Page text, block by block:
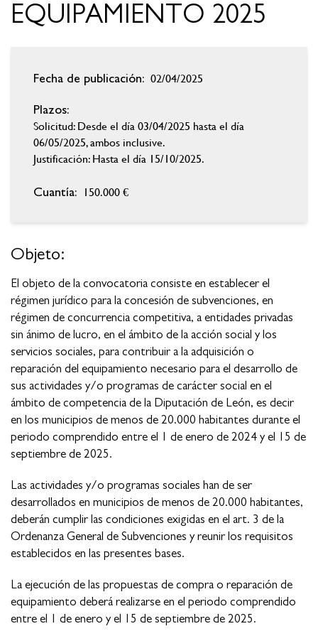
EQUIPAMIENTO 2025
Fecha de publicación: 02/04/2025
Plazos:
Solicitud: Desde el día 03/04/2025 hasta el día
06/05/2025, ambos inclusive.
Justificación: Hasta el día 15/10/2025.
Cuantía: 150.000 €
Objeto:
El objeto de la convocatoria consiste en establecer el
régimen jurídico para la concesión de subvenciones, en
régimen de concurrencia competitiva, a entidades privadas
sin ánimo de lucro, en el ámbito de la acción social y los
servicios sociales, para contribuir a la adquisición o
reparación del equipamiento necesario para el desarrollo de
sus actividades y/o programas de carácter social en el
ámbito de competencia de la Diputación de León, es decir
en los municipios de menos de 20.000 habitantes durante el
periodo comprendido entre el 1 de enero de 2024 y el 15 de
septiembre de 2025.
Las actividades y/o programas sociales han de ser
desarrollados en municipios de menos de 20.000 habitantes,
deberán cumplir las condiciones exigidas en el art. 3 de la
Ordenanza General de Subvenciones y reunir los requisitos
establecidos en las presentes bases.
La ejecución de las propuestas de compra o reparación de
equipamiento deberá realizarse en el periodo comprendido
entre el 1 de enero y el 15 de septiembre de 2025.